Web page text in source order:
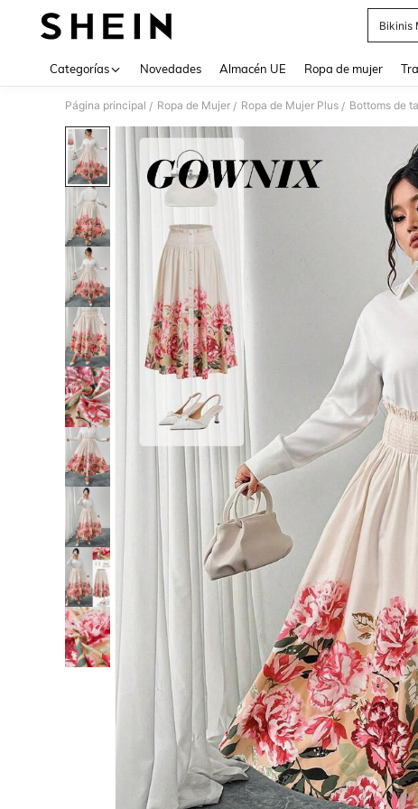
Bikinis
Categorías Novedades Almacén UE Ropa de mujer
Página principal / Ropa de Mujer / Ropa de Mujer Plus / Bottoms de